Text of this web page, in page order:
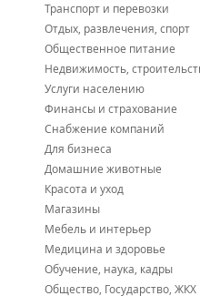
Транспорт и перевозки
Отдых, развлечения, спорт
Общественное питание
Недвижимость,
Услуги населению
Финансы и страхование
Снабжение компаний
Для бизнеса
Домашние животные
Красота и уход
Магазины
Мебель и интерьер
Медицина и здоровье
Обучение, наука, кадры
Общество, Государство, ЖКХ